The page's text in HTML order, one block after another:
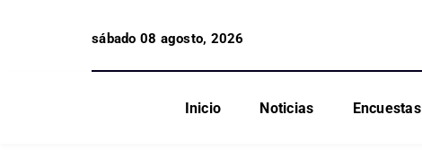
sábado 08 agosto, 2026
Inicio Noticias Encuestas